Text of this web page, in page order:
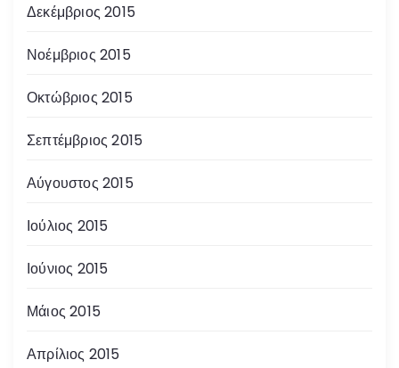
Δεκέμβριος 2015
Νοέμβριος 2015
Οκτώβριος 2015
Σεπτέμβριος 2015
Αύγουστος 2015
Ιούλιος 2015
Ιούνιος 2015
Μάιος 2015
Απρίλιος 2015